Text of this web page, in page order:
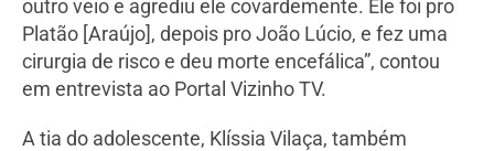
outro veio e agrediu ele covardemente. Ele foi pro
Platão [Araújo], depois pro João Lúcio, e fez uma
cirurgia de risco e deu morte encefálica”, contou
em entrevista ao Portal Vizinho TV.
A tia do adolescente, Klíssia Vilaça, também